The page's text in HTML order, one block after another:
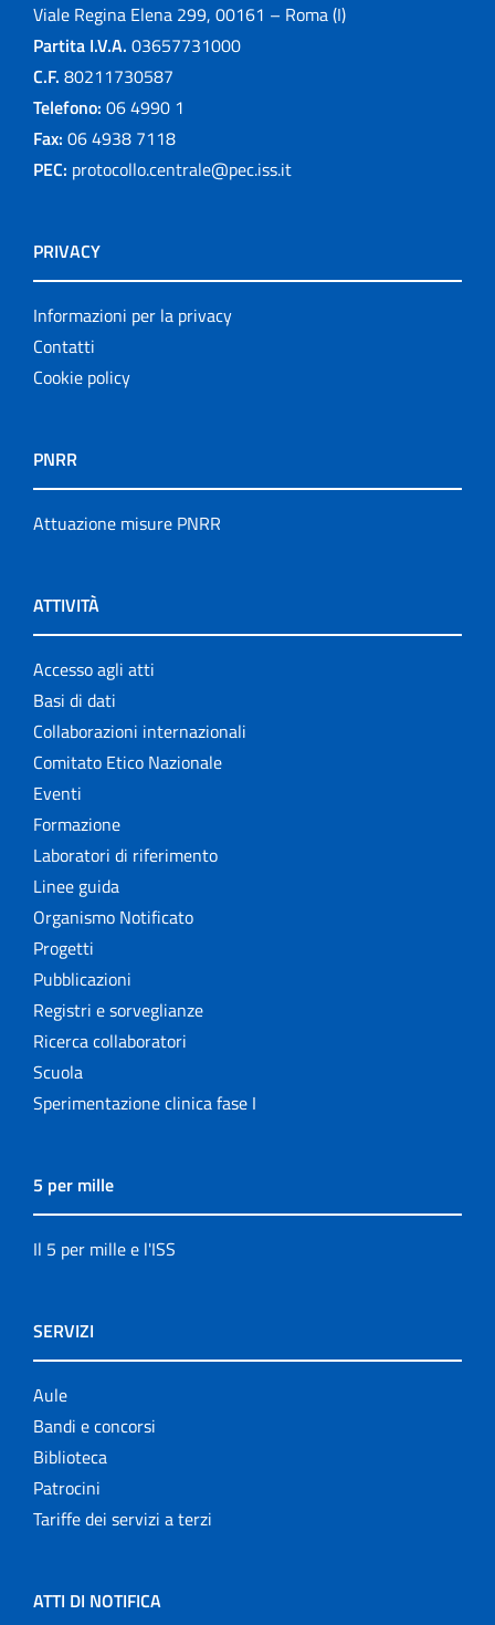
Viale Regina Elena 299, 00161 – Roma (I)
Partita I.V.A. 03657731000
C.F. 80211730587
Telefono: 06 4990 1
Fax: 06 4938 7118
PEC: protocollo.centrale@pec.iss.it
PRIVACY
Informazioni per la privacy
Contatti
Cookie policy
PNRR
Attuazione misure PNRR
ATTIVITÀ
Accesso agli atti
Basi di dati
Collaborazioni internazionali
Comitato Etico Nazionale
Eventi
Formazione
Laboratori di riferimento
Linee guida
Organismo Notificato
Progetti
Pubblicazioni
Registri e sorveglianze
Ricerca collaboratori
Scuola
Sperimentazione clinica fase I
5 per mille
Il 5 per mille e l'ISS
SERVIZI
Aule
Bandi e concorsi
Biblioteca
Patrocini
Tariffe dei servizi a terzi
ATTI DI NOTIFICA